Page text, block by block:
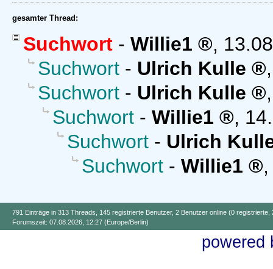
gesamter Thread:
Suchwort - Willie1 ,
Suchwort - Ulrich Kulle
Suchwort - Ulrich Kulle
Suchwort - Willie1 ,
Suchwort - Ulrich
Suchwort - Willie1
791 Einträge in 313 Threads, 145 registrierte Benutzer, 2 Benutzer online (0 registrierte,
Forumszeit: 07.08.2026, 12:27 (Europe/Berlin)
powered